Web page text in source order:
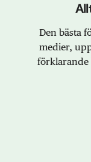
Den bästa
medier,
förklarande